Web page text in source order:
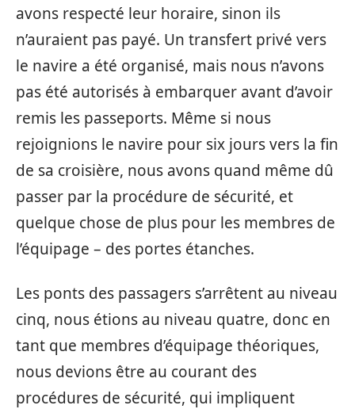
avons respecté leur horaire, sinon ils
n’auraient pas payé. Un transfert privé vers
le navire a été organisé, mais nous n’avons
pas été autorisés à embarquer avant d’avoir
remis les passeports. Même si nous
rejoignions le navire pour six jours vers la fin
de sa croisière, nous avons quand même dû
passer par la procédure de sécurité, et
quelque chose de plus pour les membres de
l’équipage – des portes étanches.
Les ponts des passagers s’arrêtent au niveau
cinq, nous étions au niveau quatre, donc en
tant que membres d’équipage théoriques,
nous devions être au courant des
procédures de sécurité, qui impliquent